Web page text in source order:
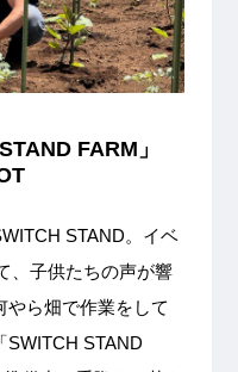
FARM」
STAND。イベ
、子供たちの声が響
やら畑で作業をして
SWITCH STAND